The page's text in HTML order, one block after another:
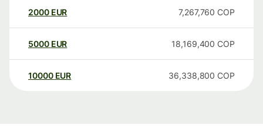
2000 EUR 7,267,760 COP
5000 EUR 18,169,400 COP
10000 EUR 36,338,800 COP